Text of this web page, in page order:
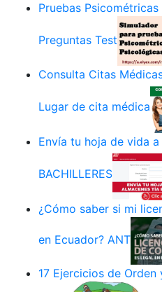
Pruebas
Preguntas Test
Consulta Citas
Lugar de cita médica
Envía tu hoja de vida
BACHILLERES
¿Cómo saber si mi
en Ecuador? ANT
17 Ejercicios de